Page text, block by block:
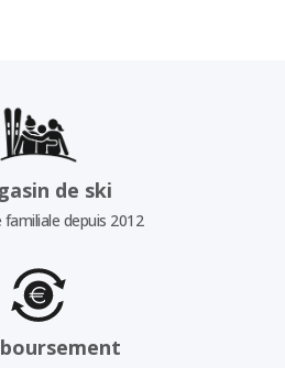
de ski
familiale depuis 2012